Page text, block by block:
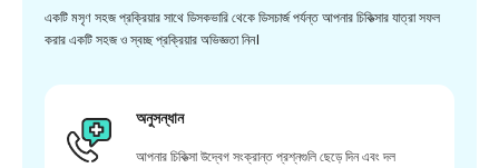
একটি মসৃণ সহজ প্রক্রিয়ার সাথে ডিসকভারি থেকে ডিসচার্জ পর্যন্ত আপনার চিকিত্সার যাত্রা সফল
করার একটি সহজ ও স্বচ্ছ প্রক্রিয়ার অভিজ্ঞতা নিন।
অনুসন্ধান
আপনার চিকিত্সা উদ্বেগ সংক্রান্ত প্রশ্নগুলি ছেড়ে দিন এবং দল